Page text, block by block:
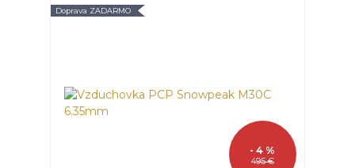
Doprava ZADARMO
495 €
- 4 %